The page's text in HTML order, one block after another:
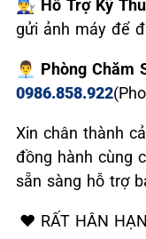
👨‍🔧 Hỗ Trợ Kỹ
gửi ảnh máy để
👨‍💼 Phòng
0986.858.922
Xin chân thành
đồng hành cùng
sẵn sàng hỗ trợ
❤️ RẤT HÂN